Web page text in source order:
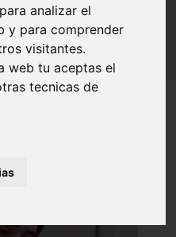
analizar el
y para comprender
visitantes.
web tu aceptas el
tecnicas de
Adrian Yanez